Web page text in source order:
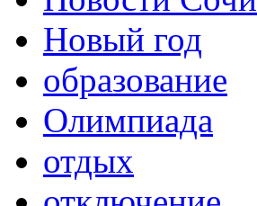
Новый год
образование
Олимпиада
отдых